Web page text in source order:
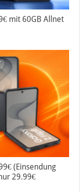
mit 60GB Allnet
(Einsendung
29.99€